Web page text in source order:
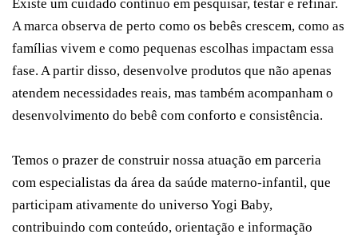
Existe um cuidado contínuo em pesquisar, testar e refinar.
A marca observa de perto como os bebês crescem, como as
famílias vivem e como pequenas escolhas impactam essa
fase. A partir disso, desenvolve produtos que não apenas
atendem necessidades reais, mas também acompanham o
desenvolvimento do bebê com conforto e consistência.
Temos o prazer de construir nossa atuação em parceria
com especialistas da área da saúde materno-infantil, que
participam ativamente do universo Yogi Baby,
contribuindo com conteúdo, orientação e informação